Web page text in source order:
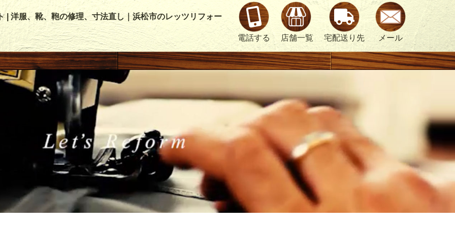
| 洋服、靴、鞄の修理、寸法直し｜浜松市のレッツリフォー
電話する 店舗一覧 宅配送り先 メール